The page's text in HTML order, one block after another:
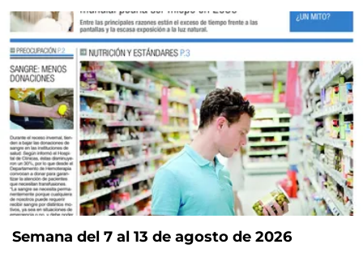
Semana del 7 al 13 de agosto de 2026